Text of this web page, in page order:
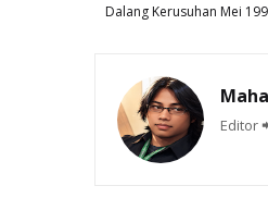
Dalang Kerusuhan Mei
Editor